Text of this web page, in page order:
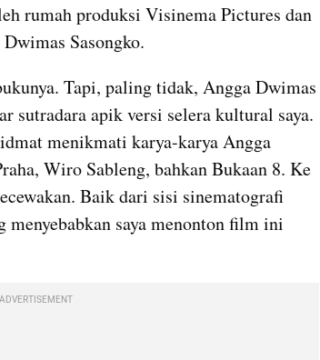
rumah produksi Visinema Pictures dan
Sasongko.
Tapi, paling tidak, Angga Dwimas
sutradara apik versi selera kultural saya.
menikmati karya-karya Angga
Wiro Sableng, bahkan Bukaan 8. Ke
Baik dari sisi sinematografi
saya menonton film ini
ADVERTISEMENT